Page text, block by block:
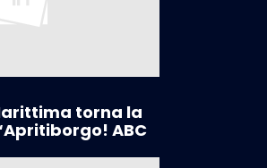
torna la
ABC